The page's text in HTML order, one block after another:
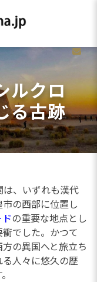
ルクロ
る古跡
、いずれも漢代
の西部に位置し
の重要な地点とし
でした。かつて
の異国へと旅立ち
人々に悠久の歴